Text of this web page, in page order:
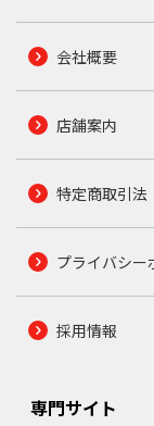
会社概要
店舗案内
特定商取引法
プライバシー
採用情報
専門サイト